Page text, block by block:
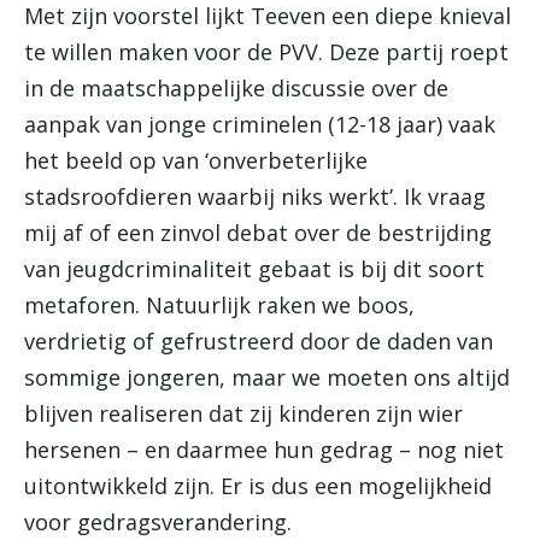
Met zijn voorstel lijkt Teeven een diepe knieval
te willen maken voor de PVV. Deze partij roept
in de maatschappelijke discussie over de
aanpak van jonge criminelen (12-18 jaar) vaak
het beeld op van ‘onverbeterlijke
stadsroofdieren waarbij niks werkt’. Ik vraag
mij af of een zinvol debat over de bestrijding
van jeugdcriminaliteit gebaat is bij dit soort
metaforen. Natuurlijk raken we boos,
verdrietig of gefrustreerd door de daden van
sommige jongeren, maar we moeten ons altijd
blijven realiseren dat zij kinderen zijn wier
hersenen – en daarmee hun gedrag – nog niet
uitontwikkeld zijn. Er is dus een mogelijkheid
voor gedragsverandering.